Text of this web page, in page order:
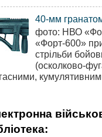
40-мм
фото: НВО
«Форт-600»
стрільби
(осколково-